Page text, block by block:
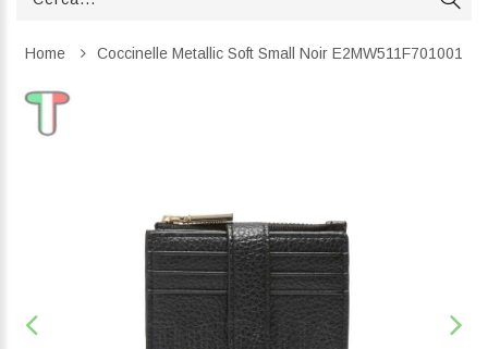
Home Coccinelle Metallic Soft Small Noir E2MW511F701001